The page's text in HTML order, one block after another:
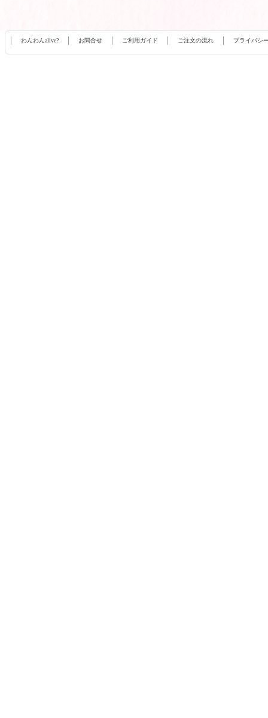
わんわんalive? お問合せ ご利用ガイド ご注文の流れ プライバシ